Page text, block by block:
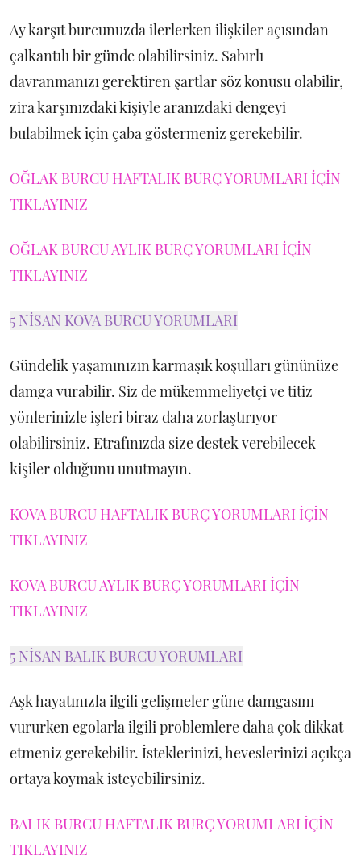
Ay karşıt burcunuzda ilerlerken ilişkiler açısından
çalkantılı bir günde olabilirsiniz. Sabırlı
davranmanızı gerektiren şartlar söz konusu olabilir,
zira karşınızdaki kişiyle aranızdaki dengeyi
bulabilmek için çaba göstermeniz gerekebilir.
OĞLAK BURCU HAFTALIK BURÇ YORUMLARI İÇİN
TIKLAYINIZ
OĞLAK BURCU AYLIK BURÇ YORUMLARI İÇİN
TIKLAYINIZ
5 NİSAN KOVA BURCU YORUMLARI
Gündelik yaşamınızın karmaşık koşulları gününüze
damga vurabilir. Siz de mükemmeliyetçi ve titiz
yönlerinizle işleri biraz daha zorlaştırıyor
olabilirsiniz. Etrafınızda size destek verebilecek
kişiler olduğunu unutmayın.
KOVA BURCU HAFTALIK BURÇ YORUMLARI İÇİN
TIKLAYINIZ
KOVA BURCU AYLIK BURÇ YORUMLARI İÇİN
TIKLAYINIZ
5 NİSAN BALIK BURCU YORUMLARI
Aşk hayatınızla ilgili gelişmeler güne damgasını
vururken egolarla ilgili problemlere daha çok dikkat
etmeniz gerekebilir. İsteklerinizi, heveslerinizi açıkça
ortaya koymak isteyebilirsiniz.
BALIK BURCU HAFTALIK BURÇ YORUMLARI İÇİN
TIKLAYINIZ